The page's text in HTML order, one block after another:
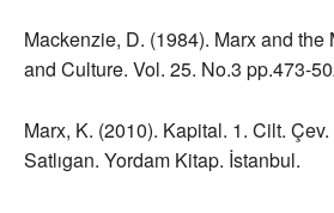
Mackenzie, D. (1984). Marx and
and Culture. Vol. 25. No.3 pp.473-
Marx, K. (2010). Kapital. 1. Cilt.
Satlıgan. Yordam Kitap. İstanbul.